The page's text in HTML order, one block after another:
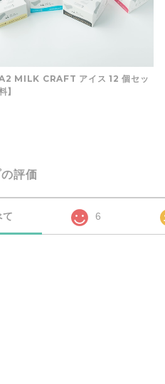
MILK CRAFT アイス 12 個セッ
】
評価
て 6